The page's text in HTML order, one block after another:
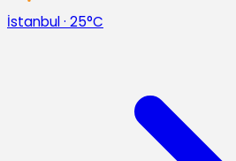
İstanbul· 25°C